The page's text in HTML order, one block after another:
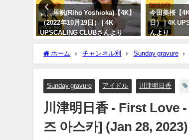
吉岡里帆(Riho Yoshioka)【4K】
（2022年10月19日） | 4K
UPSCALING CLUBさんより
今田美桜【
日） | 4K
んより
ホーム チャンネル別 Sunday gravure
2023) | 선데이 그라비아さんより
Sunday gravure アイドル 川津明日香
川津明日香 - First Love
즈 아스카] (Jan 28,